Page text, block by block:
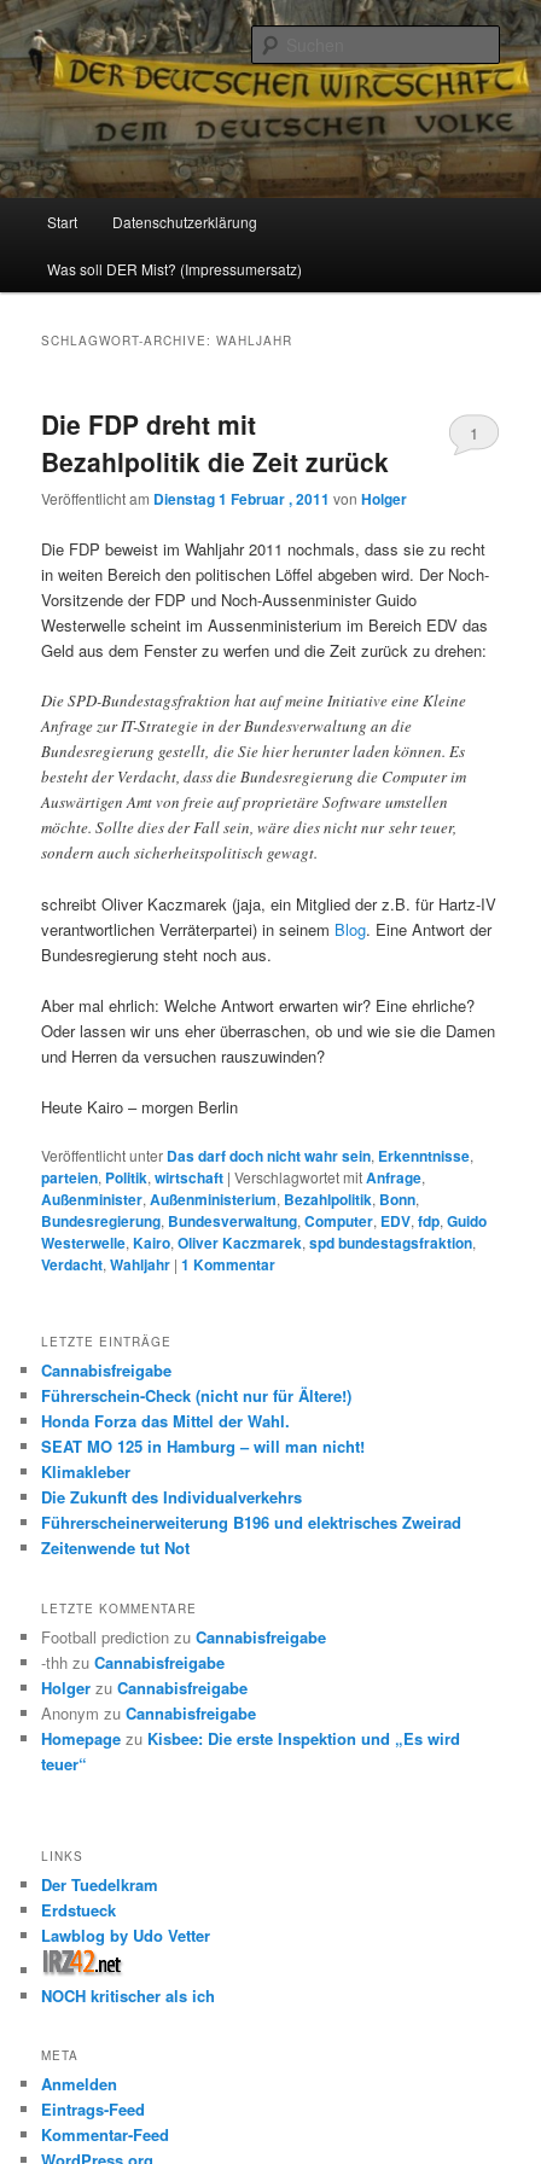
Reizzentrum
Politik, Wirtschaft, Soziales und Gesellschaft
Zum
Inhalt
Zum
sekundären
Start Datenschutzerklärung
Was soll DER Mist? (Impressumersatz)
SCHLAGWORT-ARCHIVE:WAHLJAHR
Die FDP dreht mit
Bezahlpolitik die Zeit zurück
Veröffentlicht am Dienstag 1 Februar , 2011 vonHolger
1
Die FDP beweist im Wahljahr 2011 nochmals, dass sie zu recht
in weiten Bereich den politischen Löffel abgeben wird. Der Noch-
Vorsitzende der FDP und Noch-Aussenminister Guido
Westerwelle scheint im Aussenministerium im Bereich EDV das
Geld aus dem Fenster zu werfen und die Zeit zurück zu drehen:
Die SPD-Bundestagsfraktion hat auf meine Initiative eine Kleine
Anfrage zur IT-Strategie in der Bundesverwaltung an die
Bundesregierung gestellt, die Sie hier herunter laden können. Es
besteht der Verdacht, dass die Bundesregierung die Computer im
Auswärtigen Amt von freie auf proprietäre Software umstellen
möchte. Sollte dies der Fall sein, wäre dies nicht nur sehr teuer,
sondern auch sicherheitspolitisch gewagt.
schreibt Oliver Kaczmarek (jaja, ein Mitglied der z.B. für Hartz-IV
verantwortlichen Verräterpartei) in seinem Blog. Eine Antwort der
Bundesregierung steht noch aus.
Aber mal ehrlich: Welche Antwort erwarten wir? Eine ehrliche?
Oder lassen wir uns eher überraschen, ob und wie sie die Damen
und Herren da versuchen rauszuwinden?
Heute Kairo – morgen Berlin
Veröffentlicht unter Das darf doch nicht wahr sein, Erkenntnisse,
parteien, Politik,wirtschaft |Verschlagwortet mitAnfrage,
Außenminister,Außenministerium, Bezahlpolitik, Bonn,
Bundesregierung, Bundesverwaltung,Computer, EDV,fdp,Guido
Westerwelle,Kairo,Oliver Kaczmarek,spd bundestagsfraktion,
Verdacht,Wahljahr |1 Kommentar
LETZTE EINTRÄGE
Cannabisfreigabe
Führerschein-Check (nicht nur für Ältere!)
Honda Forza das Mittel der Wahl.
SEAT MO 125 in Hamburg – will man nicht!
Klimakleber
Die Zukunft des Individualverkehrs
Führerscheinerweiterung B196 und elektrisches Zweirad
Zeitenwende tut Not
LETZTE KOMMENTARE
Football prediction zuCannabisfreigabe
-thh zuCannabisfreigabe
Holger zuCannabisfreigabe
Anonym zuCannabisfreigabe
Homepage zu Kisbee: Die erste Inspektion und „Es wird
teuer“
LINKS
Der Tuedelkram
Erdstueck
Lawblog by Udo Vetter
NOCH kritischer als ich
META
Anmelden
Eintrags-Feed
Kommentar-Feed